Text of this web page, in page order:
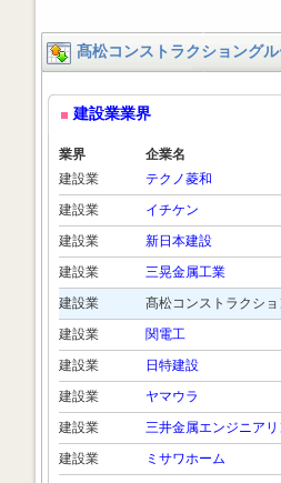
髙松コンストラクショング
建設業業界
業界 企業名
建設業
テクノ菱和
建設業
イチケン
建設業
新日本建設
建設業
三晃金属工業
建設業
髙松コンストラクシ
建設業
関電工
建設業
日特建設
建設業
ヤマウラ
建設業
三井金属エンジニア
建設業
ミサワホーム